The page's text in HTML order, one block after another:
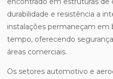
durabilidade e resistência a
instalações permaneçam
tempo, oferecendo
áreas comerciais.
Os setores automotivo e